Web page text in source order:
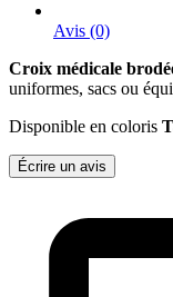
Avis (0)
Croix médicale
uniformes, sacs ou
Disponible en coloris
Écrire un avis